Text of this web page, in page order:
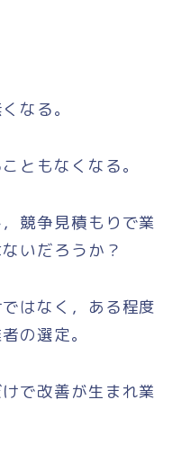
なる。
ともなくなる。
競争見積もりで業
いだろうか？
はなく，ある程度
の選定。
で改善が生まれ業